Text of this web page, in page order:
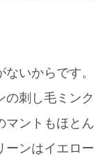
いからです。
の刺し毛ミンク
マントもほとん
ーンはイエロー